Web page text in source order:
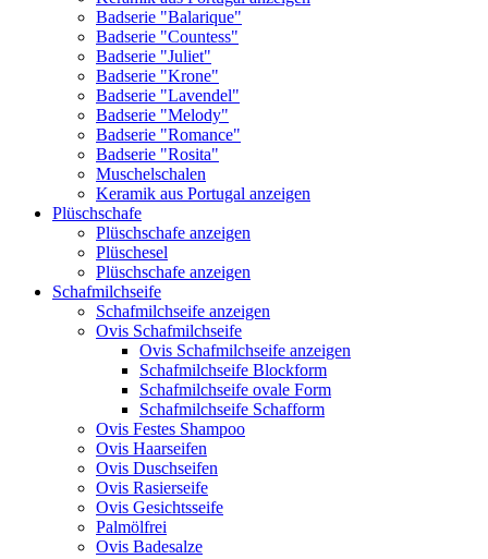
Badserie "Balarique"
Badserie "Countess"
Badserie "Juliet"
Badserie "Krone"
Badserie "Lavendel"
Badserie "Melody"
Badserie "Romance"
Badserie "Rosita"
Muschelschalen
Keramik aus Portugal anzeigen
Plüschschafe
Plüschschafe anzeigen
Plüschesel
Plüschschafe anzeigen
Schafmilchseife
Schafmilchseife anzeigen
Ovis Schafmilchseife
Ovis Schafmilchseife anzeigen
Schafmilchseife Blockform
Schafmilchseife ovale Form
Schafmilchseife Schafform
Ovis Festes Shampoo
Ovis Haarseifen
Ovis Duschseifen
Ovis Rasierseife
Ovis Gesichtsseife
Palmölfrei
Ovis Badesalze